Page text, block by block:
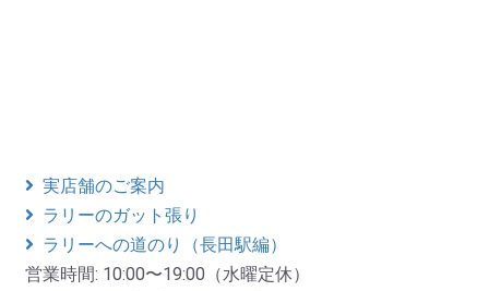
実店舗のご案内
ラリーのガット張り
ラリーへの道のり（長田駅編）
営業時間: 10:00〜19:00（水曜定休）